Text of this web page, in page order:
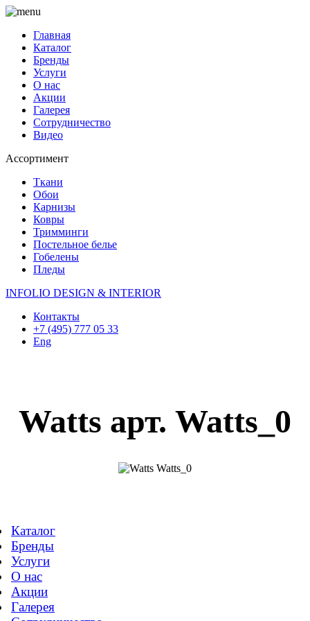
Главная
Каталог
Бренды
Услуги
О нас
Акции
Галерея
Сотрудничество
Видео
Ассортимент
Ткани
Обои
Карнизы
Ковры
Тримминги
Постельное белье
Гобелены
Пледы
INFOLIO DESIGN & INTERIOR
Контакты
+7 (495) 777 05 33
Eng
Watts арт. Watts_0
Каталог
Бренды
Услуги
О нас
Акции
Галерея